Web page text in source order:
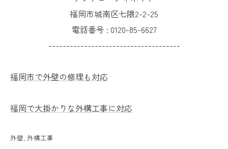
福岡市城南区七隈2-2-25
電話番号 : 0120-85-6627
-------------------------------------
福岡市で外壁の修理も対応
福岡で大掛かりな外構工事に対応
外壁 外構工事